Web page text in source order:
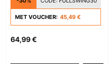
MET VOUCHER: 45,49 €
64,99 €